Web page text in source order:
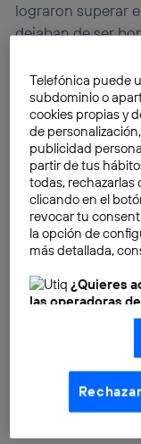
lograron superar
dejaban de ser
N95 marcaron
superados.
Telefónica puede
subdominio o
cookies propias y
de
publicidad
partir de tus
todas,
clicando en el
revocar tu
la opción de
más detallada,
¿Quieres
las operadoras
Nosotros,
realizar nuestras
(como se
basadas en tu
aquí (solo
internet habilitada
operadoras de